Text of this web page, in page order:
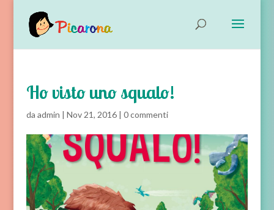
Ho visto uno squalo!
da admin | Nov 21, 2016| 0 commenti